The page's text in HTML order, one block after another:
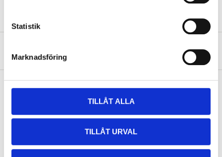
Statistik
Marknadsföring
TILLÅT ALLA
TILLÅT URVAL
about the service and our terms.
READ MORE